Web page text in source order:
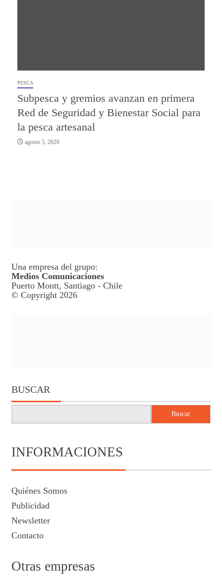
PESCA
Subpesca y gremios avanzan en primera
Red de Seguridad y Bienestar Social para
la pesca artesanal
agosto 5, 2026
Una empresa del grupo:
Medios Comunicaciones
Puerto Montt, Santiago - Chile
© Copyright 2026
BUSCAR
Buscar
INFORMACIONES
Quiénes Somos
Publicidad
Newsletter
Contacto
Otras empresas